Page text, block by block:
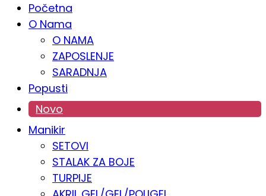
Početna
O Nama
O NAMA
ZAPOSLENJE
SARADNJA
Popusti
Novo
Manikir
SETOVI
STALAK ZA BOJE
TURPIJE